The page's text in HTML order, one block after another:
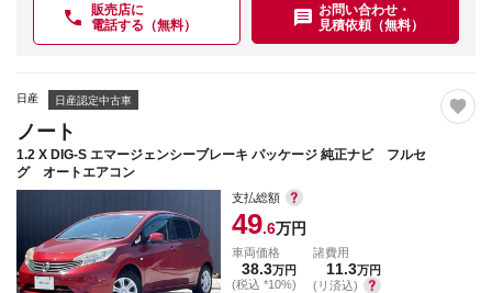
販売店に
電話する（無料）
お問い合わせ・
見積依頼（無料）
日産 日産認定中古車
ノート
1.2 X DIG-S エマージェンシーブレーキ パッケージ 純正ナビ フルセ
グ オートエアコン
支払総額
49.6万円
車両価格
38.3万円
(税込 *10%)
諸費用
11.3万円
(リ済込)